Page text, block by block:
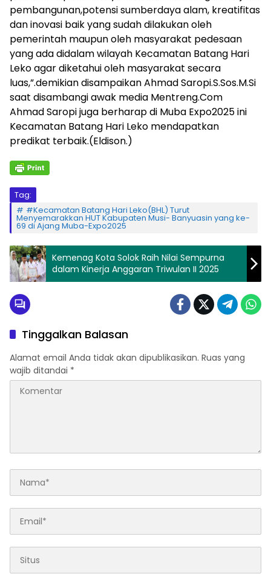
pembangunan,potensi sumberdaya alam, kreatifitas
dan inovasi baik yang sudah dilakukan oleh
pemerintah maupun oleh masyarakat pedesaan
yang ada didalam wilayah Kecamatan Batang Hari
Leko agar diketahui oleh masyarakat secara
luas,”.demikian disampaikan Ahmad Saropi.S.Sos.M.Si
saat disambangi awak media Mentreng.Com
Ahmad Saropi juga berharap di Muba Expo2025 ini
Kecamatan Batang Hari Leko mendapatkan
predikat terbaik.(Eldison.)
Tag:
#Kecamatan Batang Hari Leko(BHL) Turut
Menyemarakkan HUT Kabupaten Musi- Banyuasin yang ke-
69 di Ajang Muba-Expo2025
Kemenag Kota Solok Raih Nilai Sempurna
dalam Kinerja Anggaran Triwulan II 2025
Tinggalkan Balasan
Alamat email Anda tidak akan dipublikasikan. Ruas yang
wajib ditandai *